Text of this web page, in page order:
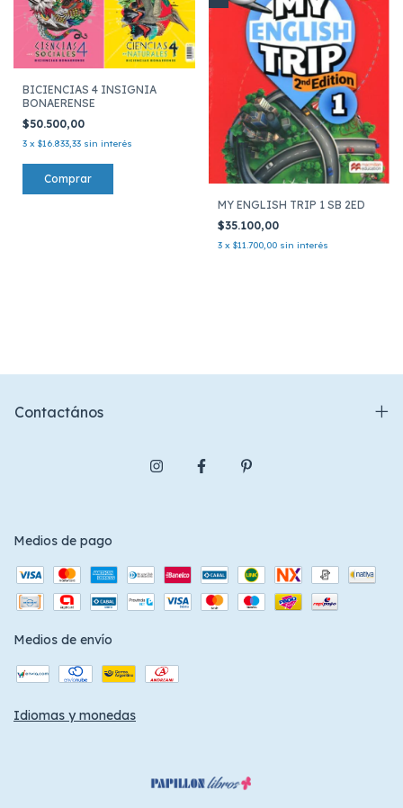
BICIENCIAS 4 INSIGNIA
BONAERENSE
$50.500,00
3 x $16.833,33 sin interés
MY ENGLISH TRIP 1 SB 2ED
$35.100,00
3 x $11.700,00 sin interés
Contactános
Medios de pago
Medios de envío
Idiomas y monedas